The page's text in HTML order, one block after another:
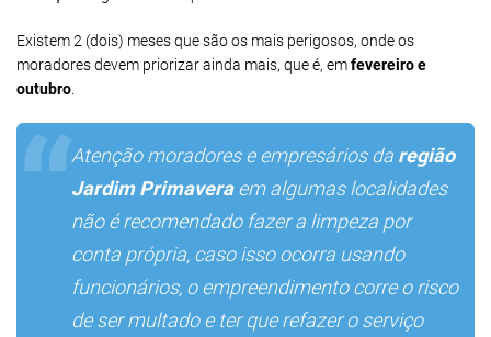
Existem 2 (dois) meses que são os mais perigosos, onde os
moradores devem priorizar ainda mais, que é, emfevereiro e
outubro
Atenção moradores e empresários da região
Jardim Primaveraem algumas localidades
não é recomendado fazer a limpeza por
conta própria, caso isso ocorra usando
funcionários, o empreendimento corre o risco
de ser multado e ter que refazer o serviço